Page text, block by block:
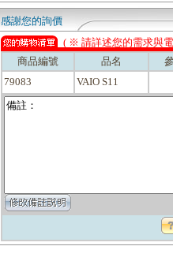
感謝您的詢價
( ※ 請詳述您的需求與
商品編號
品名
79083
VAIO S11